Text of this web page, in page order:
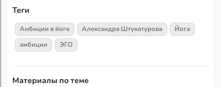
Теги
Амбиции в йоге Александра Штукатурова
Йога
амбиции
ЭГО
Материалы по теме